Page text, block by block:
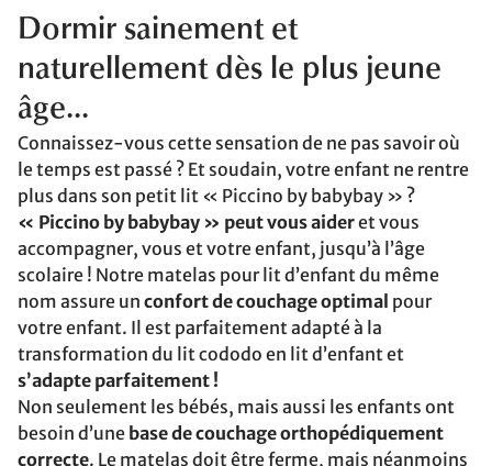
Dormir sainement et
naturellement dès le plus jeune
âge...
Connaissez-vous cette sensation de ne pas savoir où
le temps est passé ? Et soudain, votre enfant ne rentre
plus dans son petit lit « Piccino by babybay » ?
« Piccino by babybay » peut vous aideret vous
accompagner, vous et votre enfant, jusqu’à l’âge
scolaire ! Notre matelas pour lit d’enfant du même
nom assure un confort de couchage optimal pour
votre enfant. Il est parfaitement adapté à la
transformation du lit cododo en lit d’enfant et
s’adapte parfaitement !
Non seulement les bébés, mais aussi les enfants ont
besoin d’une base de couchage orthopédiquement
correcte. Le matelas doit être ferme, mais néanmoins